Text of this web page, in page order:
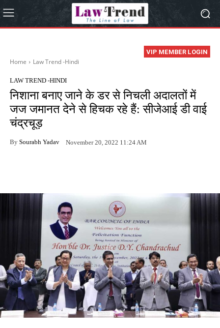
VIP MEMBER LOGIN
Home Law Trend -Hindi
LAW TREND -HINDI
निशाना बनाए जाने के डर से निचली अदालतों में
जज जमानत देने से हिचक रहे हैं: सीजेआई डी वाई
चंद्रचूड़
By Sourabh Yadav November 20, 2022 11:24 AM